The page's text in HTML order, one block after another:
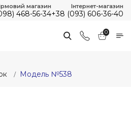
магазин
468-56-34
Інтернет-магазин
+38 (093) 606-36-40
0
Модель №538